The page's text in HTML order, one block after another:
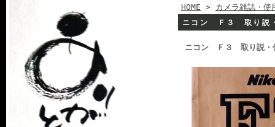
HOME > カメラ雑誌・使
ニコン Ｆ３ 取り説
ニコン Ｆ３ 取り説・